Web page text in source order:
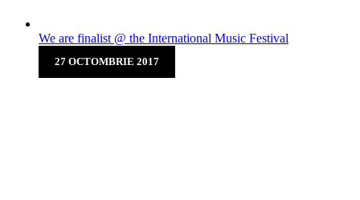
We are finalist @ the International Music Festival
27 OCTOMBRIE 2017